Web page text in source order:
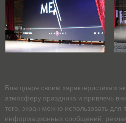
Благодаря своим характеристикам
атмосферу праздника и привлечь
того, экран можно использовать для
информационных сообщений,